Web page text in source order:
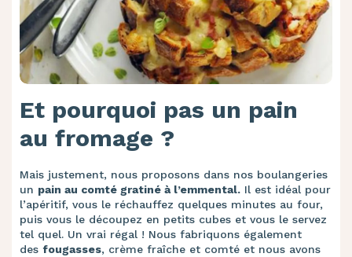
Et pourquoi pas un pain
au fromage ?
Mais justement, nous proposons dans nos boulangeries
un pain au comté gratiné à l’emmental. Il est idéal pour
l’apéritif, vous le réchauffez quelques minutes au four,
puis vous le découpez en petits cubes et vous le servez
tel quel. Un vrai régal ! Nous fabriquons également
des fougasses, crème fraîche et comté et nous avons